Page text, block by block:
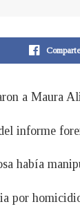
a Maura
informe
había
por